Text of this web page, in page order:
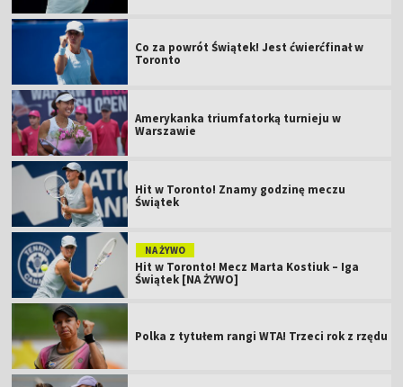
Co za powrót Świątek! Jest ćwierćfinał w
Toronto
Amerykanka triumfatorką turnieju w
Warszawie
Hit w Toronto! Znamy godzinę meczu
Świątek
NA ŻYWO
Hit w Toronto! Mecz Marta Kostiuk – Iga
Świątek [NA ŻYWO]
Polka z tytułem rangi WTA! Trzeci rok z rzędu